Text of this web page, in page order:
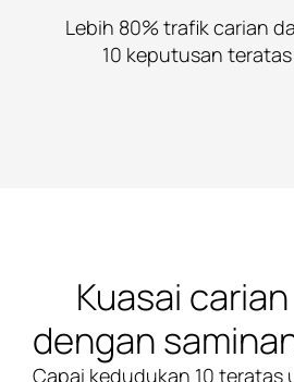
Lebih 80% trafik carian
10 keputusan
Kuasai
dengan
Capai kedudukan 10 teratas